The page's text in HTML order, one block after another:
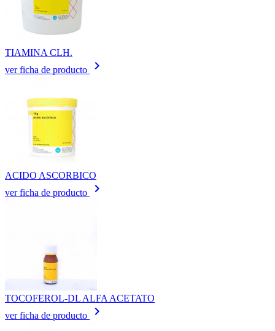
TIAMINA CLH.
ver ficha de producto
keyboard_arrow_right
ACIDO ASCORBICO
ver ficha de producto
keyboard_arrow_right
TOCOFEROL-DL ALFA ACETATO
ver ficha de producto
keyboard_arrow_right